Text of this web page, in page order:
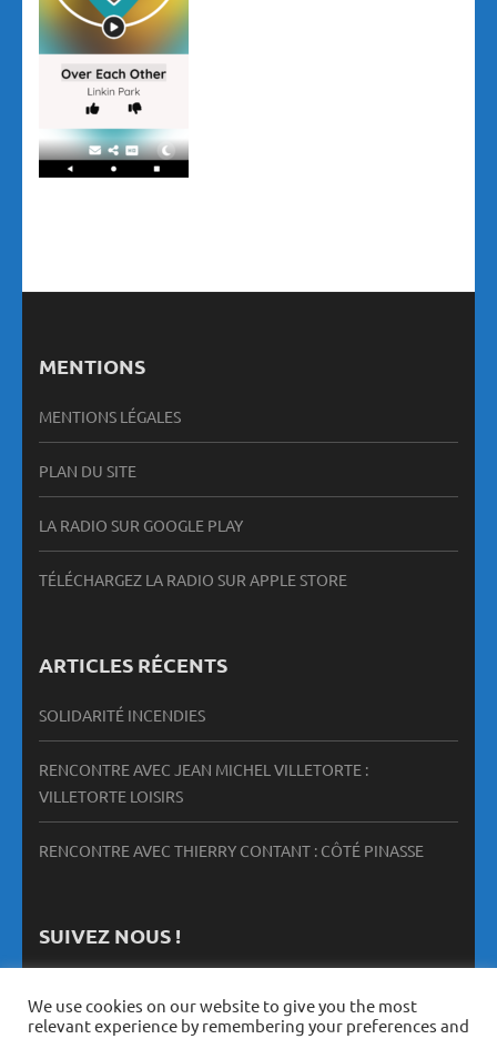
MENTIONS
MENTIONS LÉGALES
PLAN DU SITE
LA RADIO SUR GOOGLE PLAY
TÉLÉCHARGEZ LA RADIO SUR APPLE STORE
ARTICLES RÉCENTS
SOLIDARITÉ INCENDIES
RENCONTRE AVEC JEAN MICHEL VILLETORTE :
VILLETORTE LOISIRS
RENCONTRE AVEC THIERRY CONTANT : CÔTÉ PINASSE
SUIVEZ NOUS !
We use cookies on our website to give you the most
relevant experience by remembering your preferences and